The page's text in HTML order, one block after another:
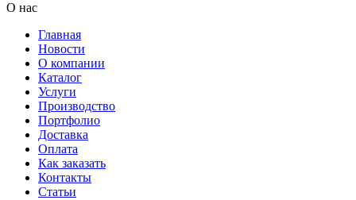
О нас
Главная
Новости
О компании
Каталог
Услуги
Производство
Портфолио
Доставка
Оплата
Как заказать
Контакты
Статьи